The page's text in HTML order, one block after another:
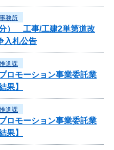
務所
） 工事/工建2単第道改
入札公告
進課
ロモーション事業委託業
果】
進課
ロモーション事業委託業
果】